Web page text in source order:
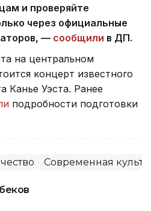
и проверяйте
через официальные
— сообщили в ДП.
на центральном
концерт известного
Канье Уэста. Ранее
подробности подготовки
Современная